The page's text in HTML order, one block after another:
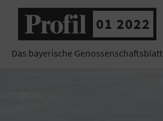
01 2022
Das bayerische Genossenschaftsblatt